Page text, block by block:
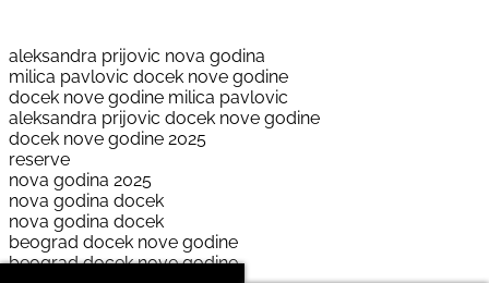
aleksandra prijovic nova godina
milica pavlovic docek nove godine
docek nove godine milica pavlovic
aleksandra prijovic docek nove godine
docek nove godine 2025
reserve
nova godina 2025
nova godina docek
nova godina docek
beograd docek nove godine
beograd docek nove godine